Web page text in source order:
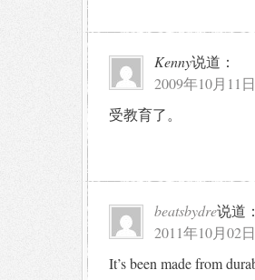
Kenny说道：
2009年10月11
受教育了。
beatsbydre说道：
2011年10月02
It’s been made from